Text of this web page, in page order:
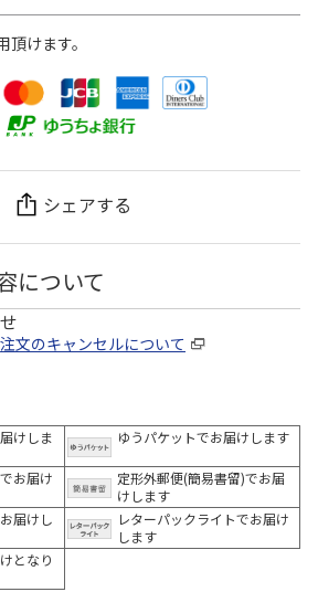
けます。
シェアする
について
注文のキャンセルについて
けしま
ゆうパケットでお届けします
お届け
定形外郵便(簡易書留)でお届
けします
届けし
レターパックライトでお届け
します
となり